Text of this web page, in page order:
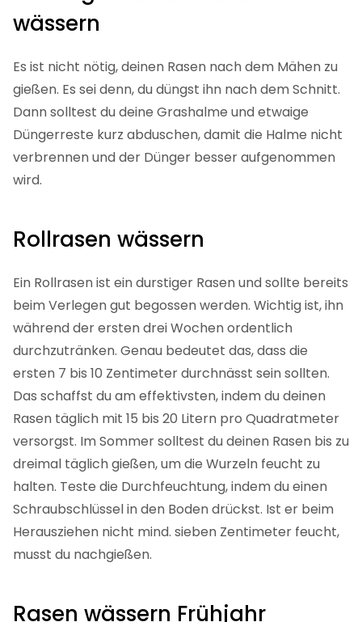
werden die Samen nicht zu nass oder gar
weggespült.
Frisch gemähten Rasen
wässern
Es ist nicht nötig, deinen Rasen nach dem Mähen zu
Düngerreste kurz abduschen, damit die Halme nicht
wird.
Rollrasen wässern
beim Verlegen gut begossen werden. Wichtig ist, ihn
während der ersten drei Wochen ordentlich
durchzutränken. Genau bedeutet das, dass die
ersten 7 bis 10 Zentimeter durchnässt sein sollten.
Das schaffst du am effektivsten, indem du deinen
versorgst. Im Sommer solltest du deinen Rasen bis zu
dreimal täglich gießen, um die Wurzeln feucht zu
Schraubschlüssel in den Boden drückst. Ist er beim